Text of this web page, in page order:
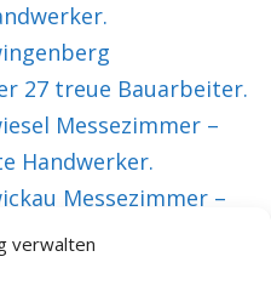
verwalten
27 treue Bauarbeiter.
Messezimmer –
Handwerker.
Messezimmer –